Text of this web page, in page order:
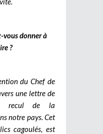
vous donner à
?
du Chef de
une lettre de
recul de la
notre pays. Cet
cagoulés, est